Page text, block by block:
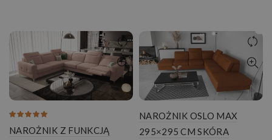
NAROŻNIK Z FUNKCJĄ
NAROŻNIK OSLO MAX
295×295 CM SKÓRA